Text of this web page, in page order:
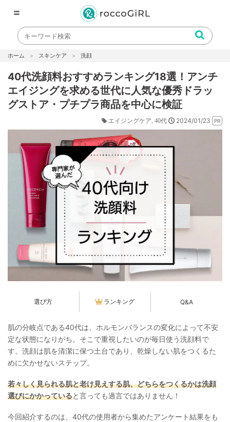
〓
ホーム スキンケア 洗顔
40代洗顔料おすすめランキング18選！アンチ
エイジングを求める世代に人気な優秀ドラッ
グストア・プチプラ商品を中心に検証
エイジングケア 40代 2024/01/23
選び方 ランキング Q&A
肌の分岐点である40代は、ホルモンバランスの変化によって不安
定な状態になりがち。そこで重視したいのが毎日使う洗顔料で
す。洗顔は肌を清潔に保つ土台であり、乾燥しない肌をつくるた
めに欠かせないステップ。
若々しく見られる肌と老け見えする肌、どちらをつくるかは洗顔
選びにかかっていると言っても過言ではありません！
今回紹介するのは、40代の使用者から集めたアンケート結果をも